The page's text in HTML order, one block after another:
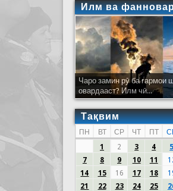
Илм ва
Чаро замин рӯ ба гармои
овардааст? Илм чӣ...
Тақвим
ПН ВТ СР ЧТ ПТ
1
2 3 4 5
7
8 9 10 11
14
15 16 17 18
21
22 23 24 25